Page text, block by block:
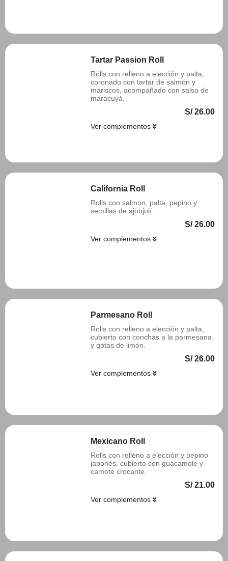
Tartar Passion Roll
Rolls con relleno a elección y palta,
coronado con tartar de salmón y
mariscos, acompañado con salsa de
maracuyá.
S/ 26.00
Ver complementos
California Roll
Rolls con salmon, palta, pepino y
semillas de ajonjolí.
S/ 26.00
Ver complementos
Parmesano Roll
Rolls con relleno a elección y palta,
cubierto con conchas a la parmesana
y gotas de limón.
S/ 26.00
Ver complementos
Mexicano Roll
Rolls con relleno a elección y pepino
japonés, cubierto con guacamole y
camote crocante.
S/ 21.00
Ver complementos